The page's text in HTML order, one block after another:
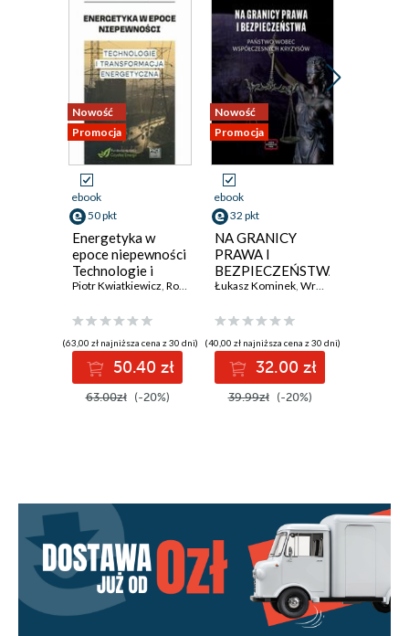
Nowość
Promocja
ebook
50 pkt
Energetyka w
epoce niepewności
Technologie i
transformacja
Piotr Kwiatkiewicz Robert Maciejewski ,Radosław Szczerbowski
(63,00 zł najniższa cena z 30 dni)
50.40 zł
63.00zł (-20%)
Nowość
Promocja
ebook
32 pkt
NA GRANICY
PRAWA I
BEZPIECZEŃSTWA
Łukasz Kominek Wróblewski Tomasz
(40,00 zł najniższa cena z 30 dni)
32.00 zł
39.99zł (-20%)